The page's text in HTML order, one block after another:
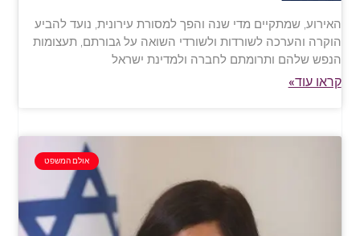
האירוע, שמתקיים מדי שנה והפך למסורת עירונית, נועד להביע
הוקרה והערכה לשורדות ולשורדי השואה על גבורתם, תעצומות
הנפש שלהם ותרומתם לחברה ולמדינת ישראל
קראו עוד»
אולם המשפט